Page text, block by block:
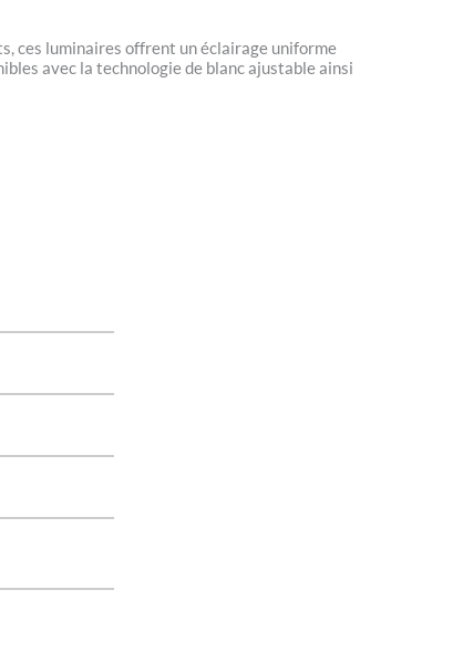
ces luminaires offrent un éclairage uniforme
avec la technologie de blanc ajustable ainsi